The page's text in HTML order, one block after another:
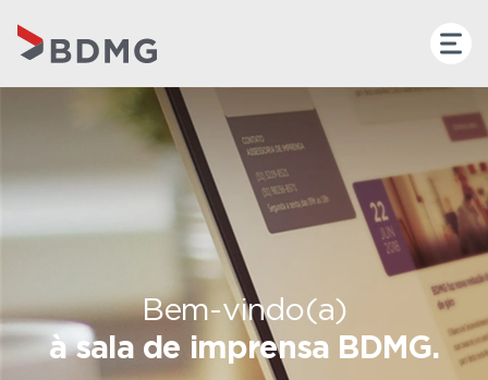
Bem-vindo(a)
à sala de imprensa BDMG.